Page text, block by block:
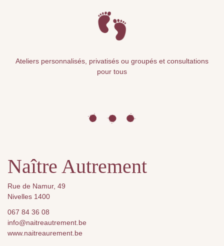
Ateliers personnalisés, privatisés ou groupés et consultations
pour tous
Naître Autrement
Rue de Namur, 49
Nivelles 1400
067 84 36 08
info@naitreautrement.be
www.naitreaurement.be